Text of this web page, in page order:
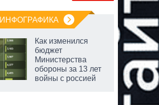
ИНФОГРАФИКА
Как изменился
бюджет
Министерства
обороны за 13 лет
войны с россией